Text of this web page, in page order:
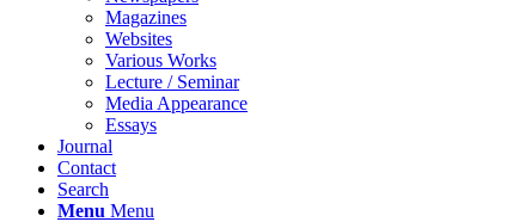
Magazines
Websites
Various Works
Lecture / Seminar
Media Appearance
Essays
Journal
Contact
Search
Menu Menu